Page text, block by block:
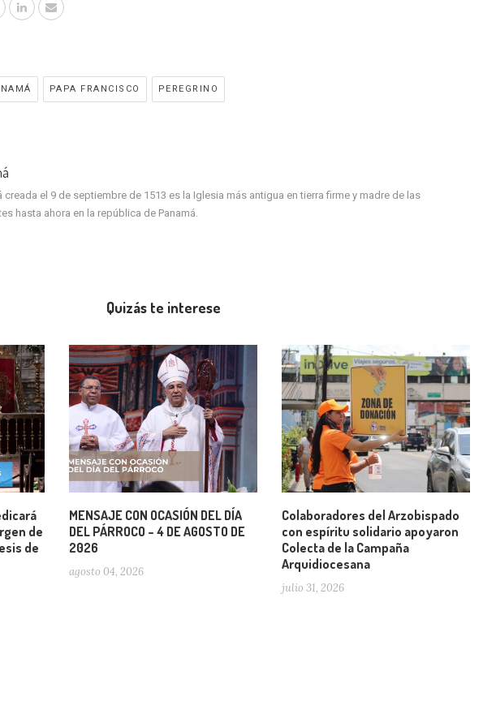
PAPA FRANCISCO PEREGRINO
el 9 de septiembre de 1513 es la Iglesia más antigua en tierra firme y madre de las
hasta ahora en la república de Panamá.
Quizás te interese
de
de
MENSAJE CON OCASIÓN DEL DÍA
DEL PÁRROCO – 4 DE AGOSTO DE
2026
agosto 04, 2026
Colaboradores del Arzobispado
con espíritu solidario apoyaron
Colecta de la Campaña
Arquidiocesana
julio 31, 2026